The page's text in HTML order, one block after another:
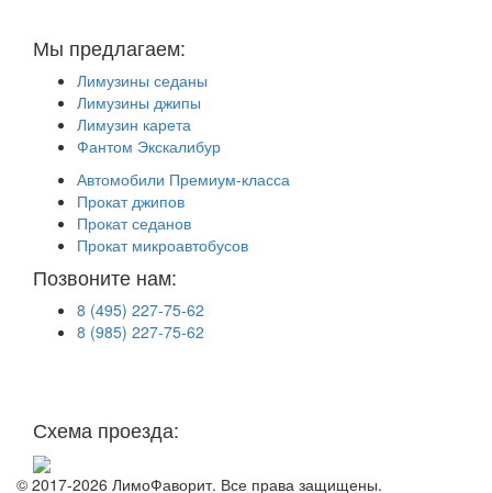
Мы предлагаем:
Лимузины седаны
Лимузины джипы
Лимузин карета
Фантом Экскалибур
Автомобили Премиум-класса
Прокат джипов
Прокат седанов
Прокат микроавтобусов
Позвоните нам:
8 (495) 227-75-62
8 (985) 227-75-62
Схема проезда:
© 2017-2026 ЛимоФаворит. Все права защищены.